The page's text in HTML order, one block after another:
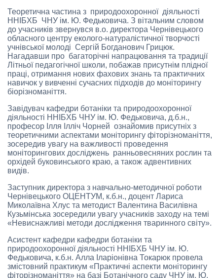
Теоретична частина з природоохоронної діяльності
ННІБХБ ЧНУ ім. Ю. Федьковича. З вітальним словом
до учасників звернувся в.о. директора Чернівецького
обласного центру еколого-натуралістичної творчості
учнівської молоді Сергій Богданович Грицюк.
Нагадавши про багаторічні напрацювання та традиції
Літньої педагогічної школи, побажав присутнім плідної
праці, отримання нових фахових знань та практичних
навичок у вивченні сучасних підходів до моніторингу
біорізноманіття.
Завідувач кафедри ботаніки та природоохоронної
діяльності ННІБХБ ЧНУ ім. Ю. Федьковича, д.б.н.,
професор Ілля Ілліч Чорней ознайомив присутніх з
теоретичними аспектами моніторингу фіторізноманіття,
зосередив увагу на важливості проведення
моніторингових досліджень ранньовесняних рослин та
орхідей буковинського краю, а також адвентивних
видів.
Заступник директора з навчально-методичної роботи
Чернівецького ОЦЕНТУМ, к.б.н., доцент Лариса
Миколаївна Хлус та методист Валентина Василівна
Кузьмінська зосередили увагу учасників заходу на темі
«Невиснажливі методи дослідження тваринного світу».
Асистент кафедри кафедри ботаніки та
природоохоронної діяльності ННІБХБ ЧНУ ім. Ю.
Федьковича, к.б.н. Алла Іларіонівна Токарюк провела
змістовний практикум «Практичні аспекти моніторингу
фіторізноманіття» на базі Ботанічного саду ЧНУ ім. Ю.